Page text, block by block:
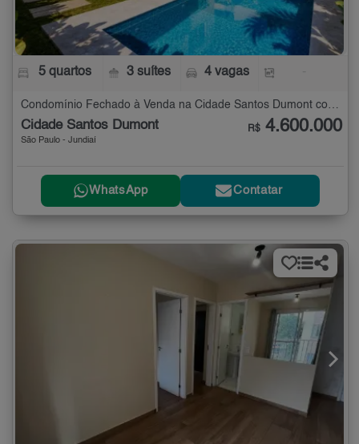
5 quartos 3 suítes 4 vagas
Condomínio Fechado à Venda na Cidade Santos Dumont com 5 quartos
Cidade Santos Dumont
São Paulo - Jundiaí
R$ 4.600.000
WhatsApp Contatar